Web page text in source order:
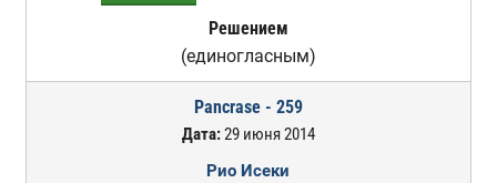
Решением
(единогласным)
Pancrase - 259
Дата:29 июня 2014
Рио Исеки